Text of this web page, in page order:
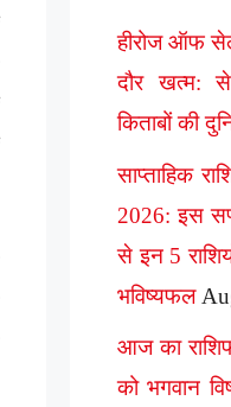
हीरोज ऑफ
दौर खत्म:
किताबों की
साप्ताहिक
2026: इस
से इन 5
भविष्यफल
आज का
को भगवान